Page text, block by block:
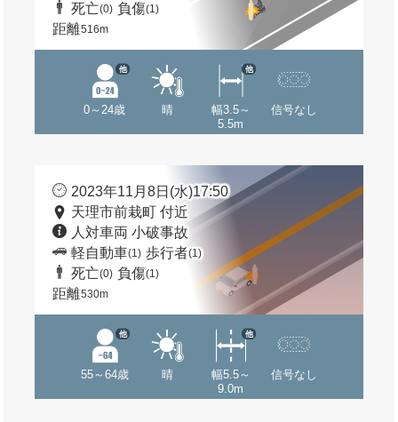
死亡(0) 負傷(1)
距離516m
0～24歳
他
晴
幅3.5～
5.5m
他
信号なし
2023年11月8日(水)17:50
天理市前栽町 付近
人対車両 小破事故
軽自動車(1) 歩行者(1)
死亡(0) 負傷(1)
距離530m
55～64歳
他
晴
幅5.5～
9.0m
他
信号なし